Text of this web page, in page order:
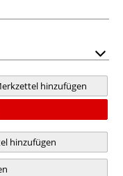
hinzufügen
hinzufügen